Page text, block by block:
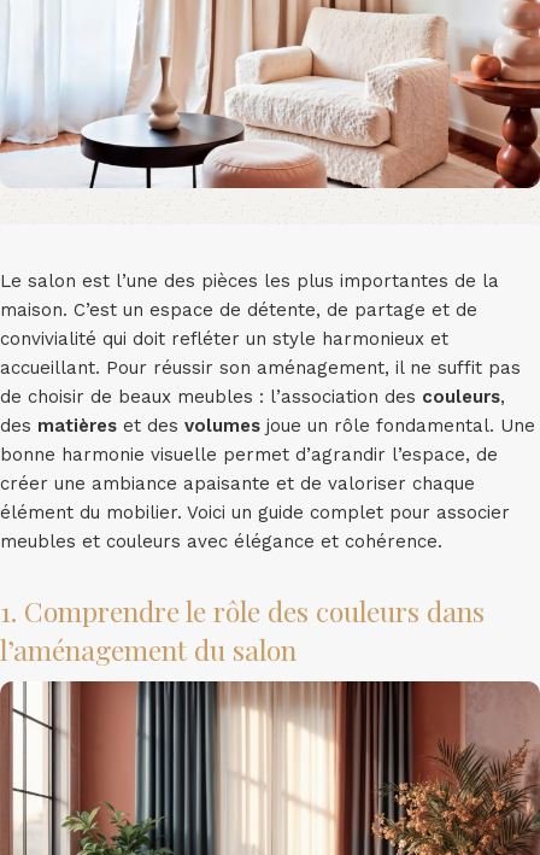
Le salon est l’une des pièces les plus importantes de la
maison. C’est un espace de détente, de partage et de
convivialité qui doit refléter un style harmonieux et
accueillant. Pour réussir son aménagement, il ne suffit pas
de choisir de beaux meubles : l’association des couleurs,
des matières et des volumes joue un rôle fondamental. Une
bonne harmonie visuelle permet d’agrandir l’espace, de
créer une ambiance apaisante et de valoriser chaque
élément du mobilier. Voici un guide complet pour associer
meubles et couleurs avec élégance et cohérence.
1. Comprendre le rôle des couleurs dans
l’aménagement du salon